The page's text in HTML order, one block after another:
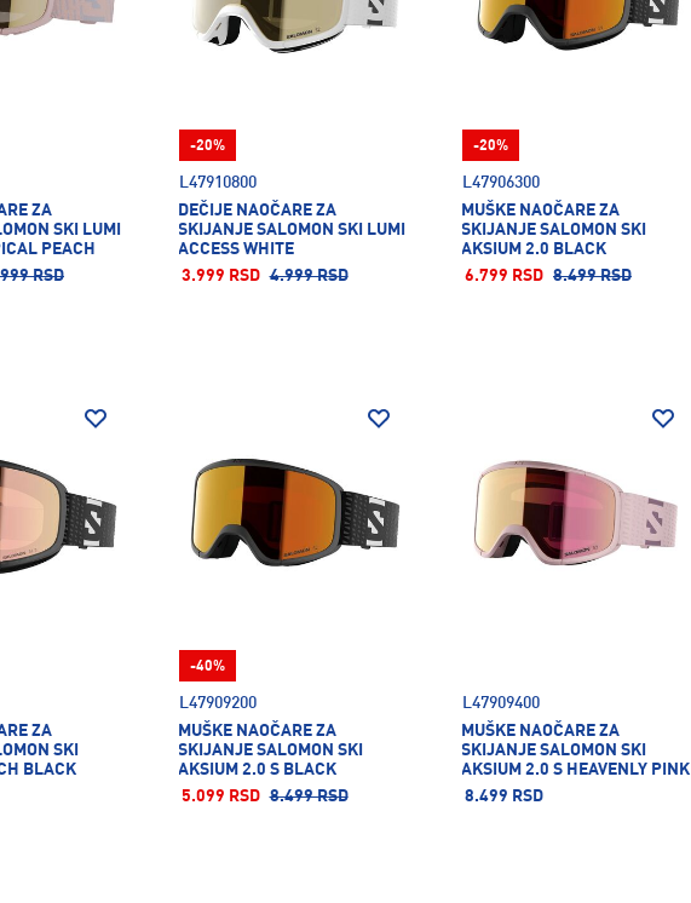
ZA
SKI LUMI
PEACH
RSD
L47910800
DEČIJE NAOČARE ZA
SKIJANJE SALOMON SKI LUMI
ACCESS WHITE
3.999 RSD 4.999 RSD
-20%
L47906300
MUŠKE NAOČARE ZA
SKIJANJE SALOMON SKI
AKSIUM 2.0 BLACK
6.799 RSD 8.499 RSD
-20%
ZA
SKI
BLACK
L47909200
MUŠKE NAOČARE ZA
SKIJANJE SALOMON SKI
AKSIUM 2.0 S BLACK
5.099 RSD 8.499 RSD
-40%
L47909400
MUŠKE NAOČARE ZA
SKIJANJE SALOMON SKI
AKSIUM 2.0 S HEAVENLY PINK
8.499 RSD